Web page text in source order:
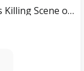
Evan Peters Reacts to His Most Famous Killing Scene on AHS